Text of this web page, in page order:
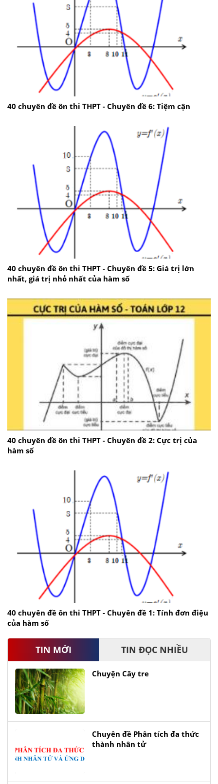
40 chuyên đề ôn thi THPT - Chuyên đề 6: Tiệm cận
40 chuyên đề ôn thi THPT - Chuyên đề 5: Giá trị lớn
nhất, giá trị nhỏ nhất của hàm số
40 chuyên đề ôn thi THPT - Chuyên đề 2: Cực trị của
hàm số
40 chuyên đề ôn thi THPT - Chuyên đề 1: Tính đơn điệu
của hàm số
TIN MỚI TIN ĐỌC NHIỀU
Chuyện Cây tre
Chuyên đề Phân tích đa thức
thành nhân tử